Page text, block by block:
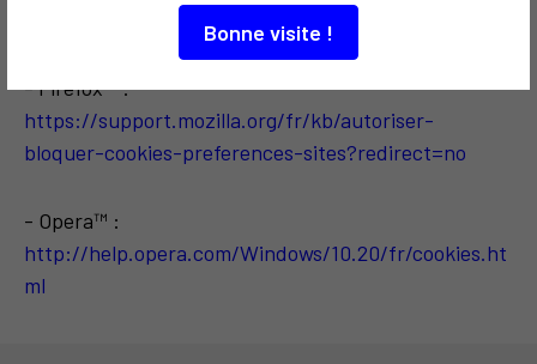
Bonne visite !
hl=fr&hlrm=en&answer=95647
- Firefox™ :
https://support.mozilla.org/fr/kb/autoriser-
bloquer-cookies-preferences-sites?redirect=no
- Opera™ :
http://help.opera.com/Windows/10.20/fr/cookies.ht
ml